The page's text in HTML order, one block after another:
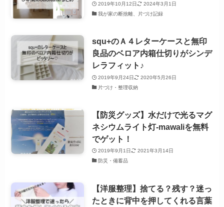
2019年10月12日
2024年3月1日
我が家の断捨離、片づけ記録
squ+のＡ４レターケースと無印
良品のベロア内箱仕切りがシンデ
レラフィット♪
2019年9月24日
2020年5月26日
片づけ・整理収納
【防災グッズ】水だけで光るマグ
ネシウムライト灯‐mawaliを無料
でゲット！
2019年9月1日
2021年3月14日
防災・備蓄品
【洋服整理】捨てる？残す？迷っ
たときに背中を押してくれる言葉